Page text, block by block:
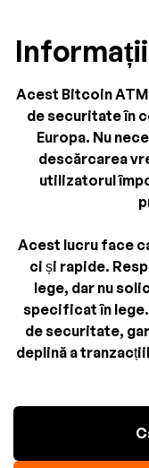
Acest Bitcoin
de securitate în
Europa. Nu
descărcarea
utilizatorul
Acest lucru face
ci și rapide.
lege, dar nu
specificat în
de securitate,
deplină a